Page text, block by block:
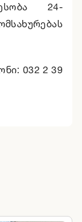
24-
032 2 39